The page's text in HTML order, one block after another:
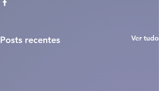
Posts recentes Ver tudo